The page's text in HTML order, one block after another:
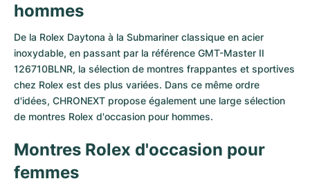
hommes
De la Rolex Daytona à la Submariner classique en acier
inoxydable, en passant par la référence GMT-Master II
126710BLNR, la sélection de montres frappantes et sportives
chez Rolex est des plus variées. Dans ce même ordre
d'idées, CHRONEXT propose également une large sélection
de montres Rolex d'occasion pour hommes.
Montres Rolex d'occasion pour
femmes